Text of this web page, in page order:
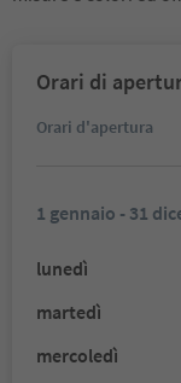
Orari di
Orari d'apertura
1 gennaio - 31
lunedì
martedì
mercoledì